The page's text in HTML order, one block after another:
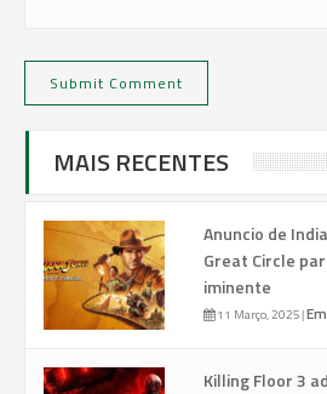
MAIS RECENTES
Anuncio de
Great Circle
iminente
11 Março, 2025|
Killing Floor 3